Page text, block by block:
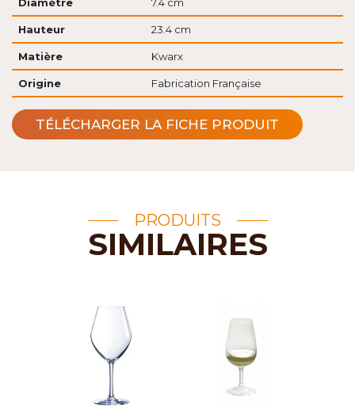
Hauteur 23.4 cm
Matière Kwarx
Origine Fabrication Française
TÉLÉCHARGER LA FICHE PRODUIT
PRODUITS
SIMILAIRES